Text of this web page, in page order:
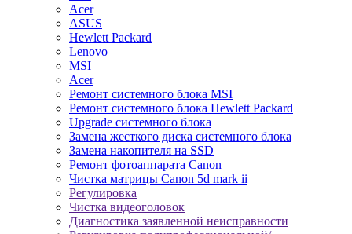
Acer
ASUS
Hewlett Packard
Lenovo
MSI
Acer
Ремонт системного блока MSI
Ремонт системного блока Hewlett Packard
Upgrade системного блока
Замена жесткого диска системного блока
Замена накопителя на SSD
Ремонт фотоаппарата Canon
Чистка матрицы Canon 5d mark ii
Регулировка
Чистка видеоголовок
Диагностика заявленной неисправности